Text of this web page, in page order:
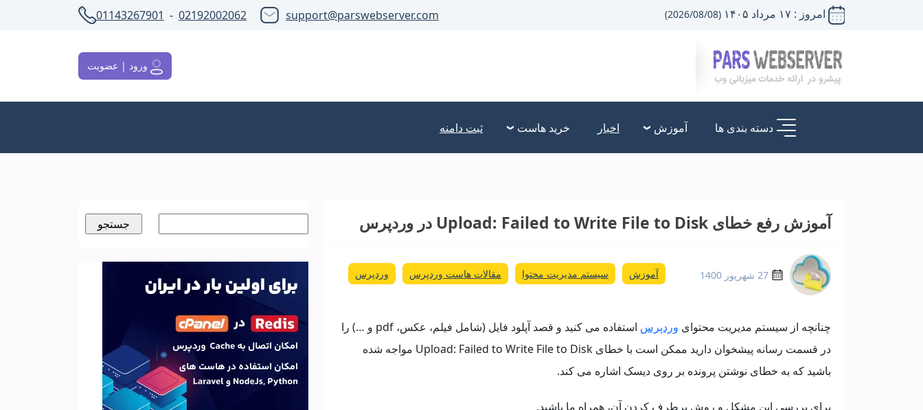
امروز : ۱۷ مرداد ۱۴۰۵ (2026/08/08)
support@parswebserver.com
02192002062
-
01143267901
ورود | عضویت
دسته بندی ها آموزش اخبار خرید هاست ثبت دامنه
آموزش رفع خطای Upload: Failed to Write File to Disk در وردپرس
27 شهریور 1400 آموزش سیستم مدیریت محتوا مقالات هاست وردپرس وردپرس
چنانچه از سیستم مدیریت محتوای وردپرس
استفاده می کنید و قصد آپلود فایل (شامل فیلم، عکس، pdf و …) را
در قسمت رسانه پیشخوان دارید ممکن است با خطای Upload: Failed to Write File to Disk مواجه شده
باشید که به خطای نوشتن پرونده بر روی دیسک اشاره می کند.
برای بررسی این مشکل و روش برطرف کردن آن، همراه ما باشید.